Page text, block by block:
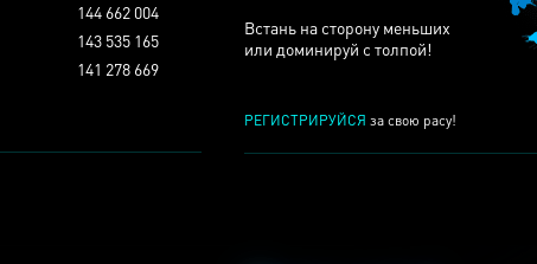
Встань на сторону меньших
или доминируй с толпой!
РЕГИСТРИРУЙСЯ за свою расу!
144 662 004
143 535 165
141 278 669